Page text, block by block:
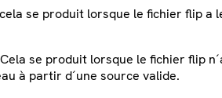
se produit lorsque le fichier flip
se produit lorsque le fichier flip
à partir d´une source valide.